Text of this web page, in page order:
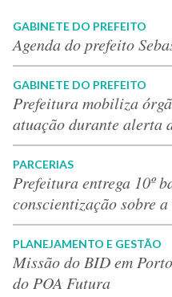
GABINETE DO PREFEITO
Agenda do prefeito
GABINETE DO PREFEITO
Prefeitura mobiliza
atuação durante alerta
PARCERIAS
Prefeitura entrega 10º
conscientização sobre
PLANEJAMENTO E GESTÃO
Missão do BID em
do POA Futura